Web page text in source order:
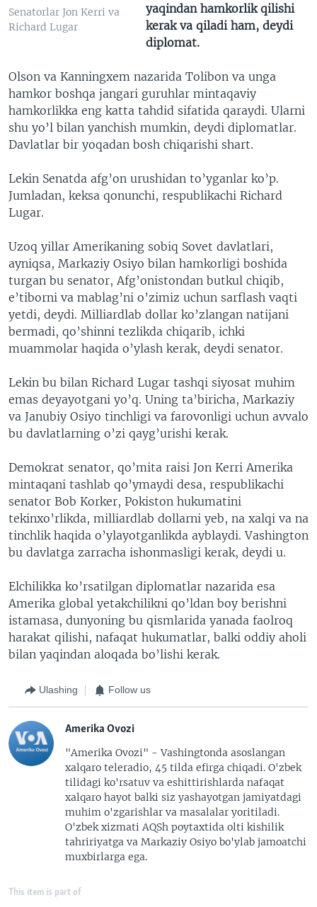
Senatorlar Jon Kerri va
Richard Lugar
yaqindan hamkorlik qilishi
kerak va qiladi ham, deydi
diplomat.
Olson va Kanningxem nazarida Tolibon va unga
hamkor boshqa jangari guruhlar mintaqaviy
hamkorlikka eng katta tahdid sifatida qaraydi. Ularni
shu yo’l bilan yanchish mumkin, deydi diplomatlar.
Davlatlar bir yoqadan bosh chiqarishi shart.
Lekin Senatda afg’on urushidan to’yganlar ko’p.
Jumladan, keksa qonunchi, respublikachi Richard
Lugar.
Uzoq yillar Amerikaning sobiq Sovet davlatlari,
ayniqsa, Markaziy Osiyo bilan hamkorligi boshida
turgan bu senator, Afg’onistondan butkul chiqib,
e’tiborni va mablag’ni o’zimiz uchun sarflash vaqti
yetdi, deydi. Milliardlab dollar ko’zlangan natijani
bermadi, qo’shinni tezlikda chiqarib, ichki
muammolar haqida o’ylash kerak, deydi senator.
Lekin bu bilan Richard Lugar tashqi siyosat muhim
emas deyayotgani yo’q. Uning ta’biricha, Markaziy
va Janubiy Osiyo tinchligi va farovonligi uchun avvalo
bu davlatlarning o’zi qayg’urishi kerak.
Demokrat senator, qo’mita raisi Jon Kerri Amerika
mintaqani tashlab qo’ymaydi desa, respublikachi
senator Bob Korker, Pokiston hukumatini
tekinxo’rlikda, milliardlab dollarni yeb, na xalqi va na
tinchlik haqida o’ylayotganlikda ayblaydi. Vashington
bu davlatga zarracha ishonmasligi kerak, deydi u.
Elchilikka ko’rsatilgan diplomatlar nazarida esa
Amerika global yetakchilikni qo’ldan boy berishni
istamasa, dunyoning bu qismlarida yanada faolroq
harakat qilishi, nafaqat hukumatlar, balki oddiy aholi
bilan yaqindan aloqada bo’lishi kerak.
Ulashing Follow us
Amerika Ovozi
"Amerika Ovozi" - Vashingtonda asoslangan
xalqaro teleradio, 45 tilda efirga chiqadi. O'zbek
tilidagi ko'rsatuv va eshittirishlarda nafaqat
xalqaro hayot balki siz yashayotgan jamiyatdagi
muhim o'zgarishlar va masalalar yoritiladi.
O'zbek xizmati AQSh poytaxtida olti kishilik
tahririyatga va Markaziy Osiyo bo'ylab jamoatchi
muxbirlarga ega.
This item is part of